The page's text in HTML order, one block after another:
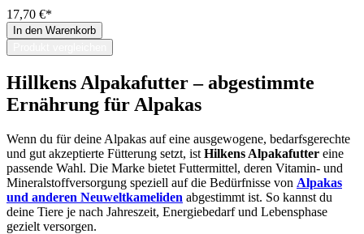
17,70 €*
In den Warenkorb
Hillkens Alpakafutter – abgestimmte
Ernährung für Alpakas
Wenn du für deine Alpakas auf eine ausgewogene, bedarfsgerechte
und gut akzeptierte Fütterung setzt, ist Hilkens Alpakafutter eine
passende Wahl. Die Marke bietet Futtermittel, deren Vitamin- und
Mineralstoffversorgung speziell auf die Bedürfnisse von Alpakas
und anderen Neuweltkameliden abgestimmt ist. So kannst du
deine Tiere je nach Jahreszeit, Energiebedarf und Lebensphase
gezielt versorgen.